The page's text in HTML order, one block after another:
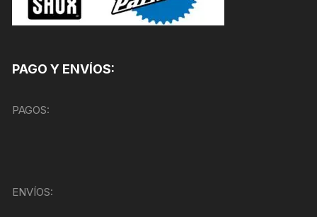
PAGO Y ENVÍOS:
PAGOS:
ENVÍOS: